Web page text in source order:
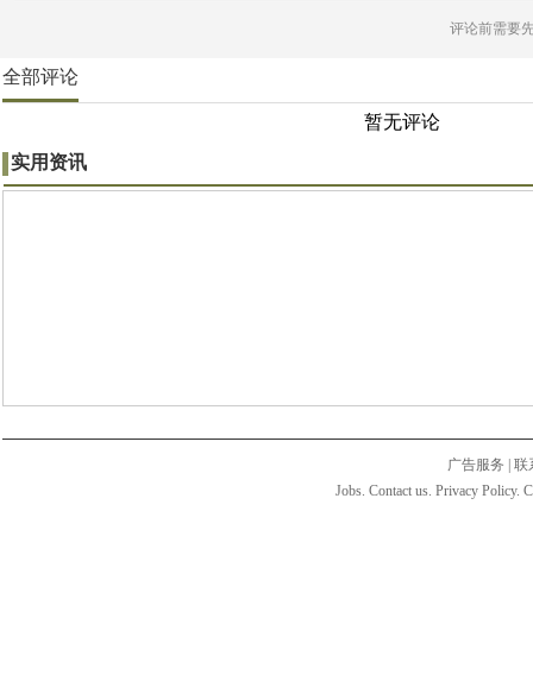
评论前需要
全部评论
暂无评论
实用资讯
广告服务
联
Jobs. Contact us. Privacy Policy.